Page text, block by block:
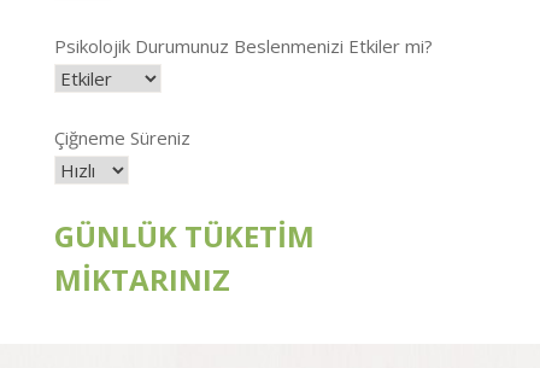
Psikolojik Durumunuz Beslenmenizi Etkiler mi?
Çiğneme Süreniz
GÜNLÜK TÜKETİM
MİKTARINIZ